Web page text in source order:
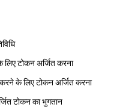
लिए टोकन अर्जित करना
के लिए टोकन अर्जित करना
टोकन का भुगतान